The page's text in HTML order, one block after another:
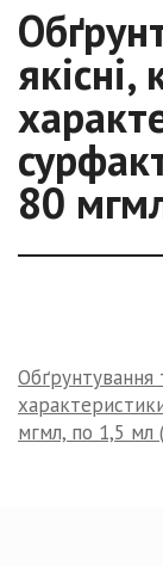
якісні,
80
Обґрунтування
мгмл, по 1,5 мл